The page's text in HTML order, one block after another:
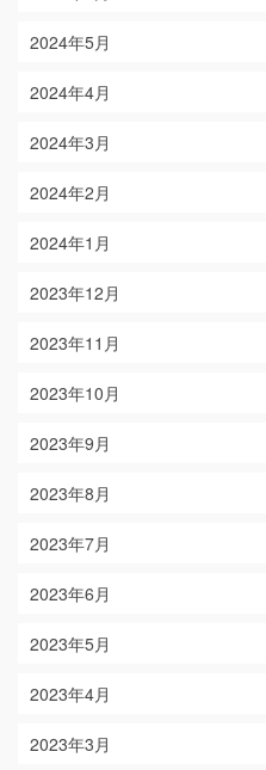
2024年5月
2024年4月
2024年3月
2024年2月
2024年1月
2023年12月
2023年11月
2023年10月
2023年9月
2023年8月
2023年7月
2023年6月
2023年5月
2023年4月
2023年3月